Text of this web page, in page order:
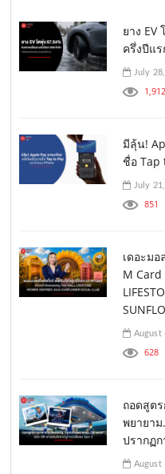
ยาง EV
ครึ่งปีแ
July
1,912
มีลุ้น!
ชื่อ Tap
July
851
เดอะม
M
August
628
ถอดสูต
พยายา
ปรากฏ
August